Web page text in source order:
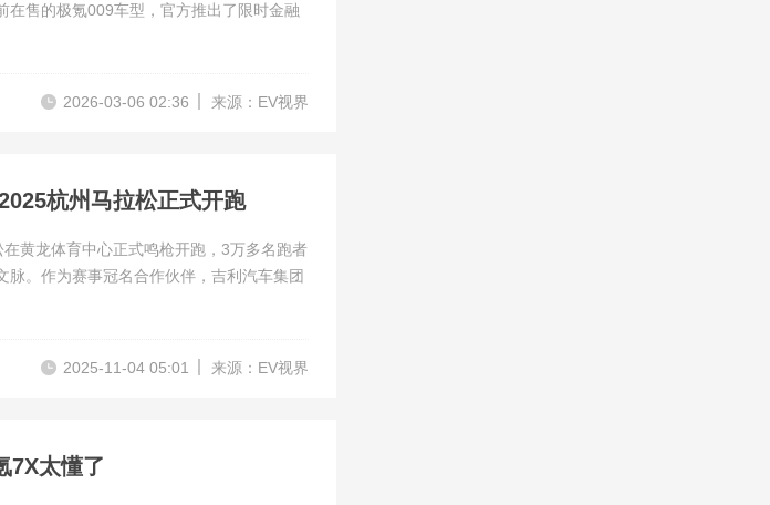
在售的极氪009车型，官方推出了限时金融
来源：EV视界
2026-03-06 02:36
杭州马拉松正式开跑
黄龙体育中心正式鸣枪开跑，3万多名跑者
。作为赛事冠名合作伙伴，吉利汽车集团
来源：EV视界
2025-11-04 05:01
7X太懂了